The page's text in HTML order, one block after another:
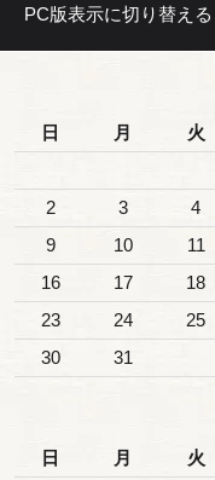
PC版表示に切り替える
日 月 火
2
3 4
9
10 11
16
17 18
23
24 25
30
31
日 月 火